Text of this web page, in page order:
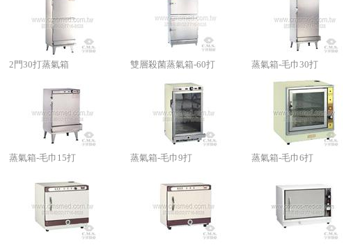
2門30打蒸氣箱 雙層殺菌蒸氣箱-60打 蒸氣箱-毛巾30打
蒸氣箱-毛巾15打 蒸氣箱-毛巾9打 蒸氣箱-毛巾6打